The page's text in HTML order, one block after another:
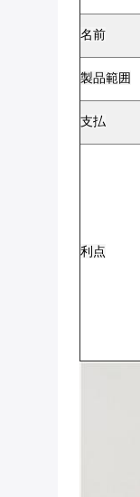
名前
製品範囲
支払
利点